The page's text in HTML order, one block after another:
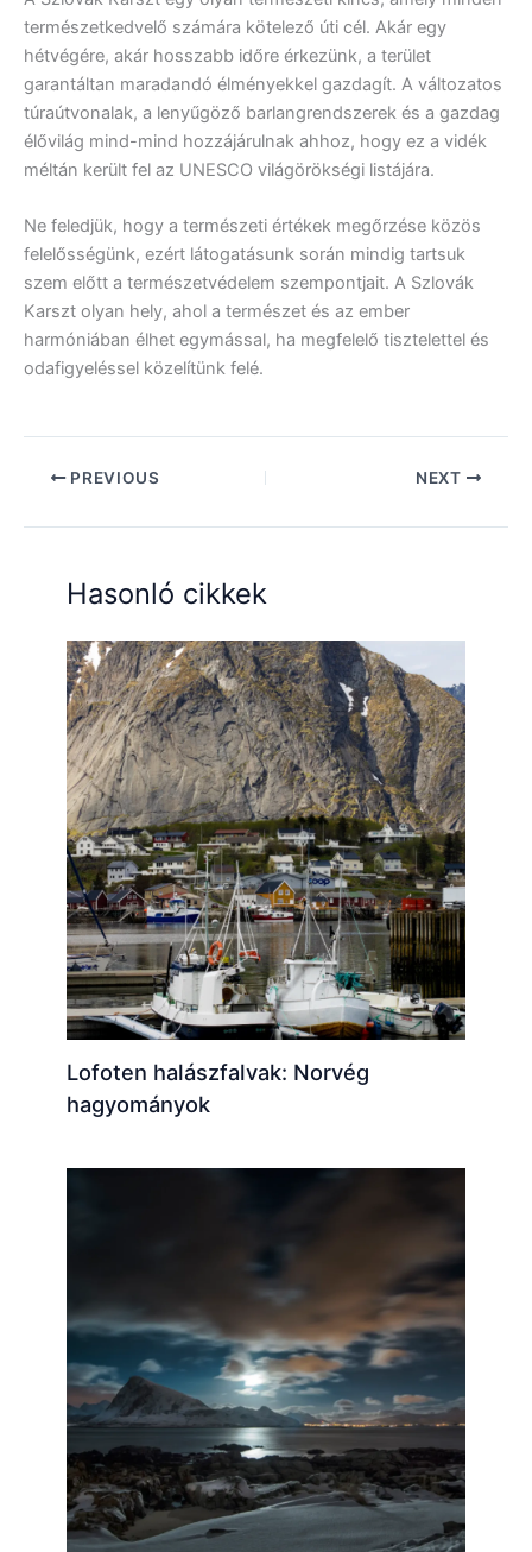
természetkedvelő számára kötelező úti cél. Akár egy
hétvégére, akár hosszabb időre érkezünk, a terület
garantáltan maradandó élményekkel gazdagít. A változatos
túraútvonalak, a lenyűgöző barlangrendszerek és a gazdag
élővilág mind-mind hozzájárulnak ahhoz, hogy ez a vidék
méltán került fel az UNESCO világörökségi listájára.
Ne feledjük, hogy a természeti értékek megőrzése közös
felelősségünk, ezért látogatásunk során mindig tartsuk
szem előtt a természetvédelem szempontjait. A Szlovák
Karszt olyan hely, ahol a természet és az ember
harmóniában élhet egymással, ha megfelelő tisztelettel és
odafigyeléssel közelítünk felé.
PREVIOUS NEXT
Hasonló cikkek
Lofoten halászfalvak: Norvég
hagyományok